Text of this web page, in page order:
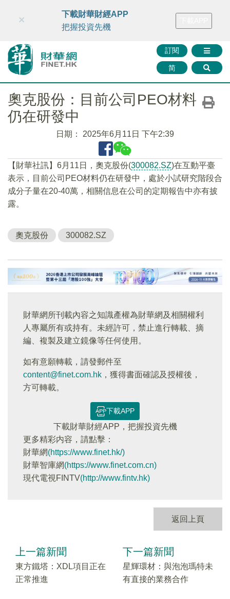
財華智庫網 FINTV FINMETA 財華證券 媒體矩陣
訂閱
简
×
下載財華財經APP
把握投資先機
奧克股份：目前公司PEO材料
仍在研發中
日期： 2025年6月11日 下午2:39
【財華社訊】6月11日，奧克股份(300082.SZ)在互動平臺
表示，目前公司PEO材料仍在研發中，處於小試研究階段合
成分子量在20-40萬，相關信息在公司的定期報告中亦有披
露。
奧克股份 300082.SZ
財華網所刊載內容之知識產權為財華網及相關權利
人專屬所有或持有。未經許可，禁止進行轉載、摘
編、複製及建立鏡像等任何使用。
如有意願轉載，請發郵件至
content@finet.com.hk ，獲得書面確認及授權後，
方可轉載。
下載APP
下載財華財經APP，把握投資先機
更多精彩内容，請點擊：
財華網(https://www.finet.hk/)
財華智庫網(https://www.finet.com.cn)
現代電視FINTV(http://www.fintv.hk)
返回上頁
上一篇新聞
東方鐵塔：XDL項目正在
正常推進
下一篇新聞
星輝環材：與泡泡瑪特未
有直接的業務合作